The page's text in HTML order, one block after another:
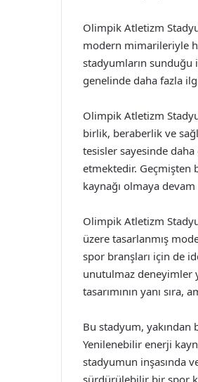
Olimpik Atletizm
modern mimarileriyle
stadyumların sunduğu
genelinde daha fazla
Olimpik Atletizm
birlik, beraberlik ve
tesisler sayesinde
etmektedir. Geçmişten
kaynağı olmaya devam
Olimpik Atletizm
üzere tasarlanmış
spor branşları için de
unutulmaz deneyimler
tasarımının yanı
Bu stadyum, yakından
Yenilenebilir enerji
stadyumun inşasında
sürdürülebilir bir spor